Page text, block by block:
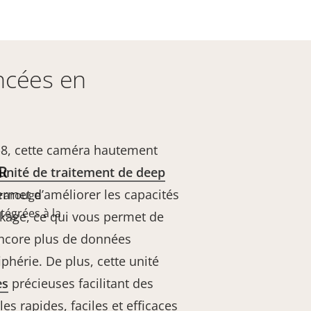
en
cette caméra hautement
unité de traitement de deep
d’améliorer les capacités
ce qui vous permet de
plus de données
De plus, cette unité
précieuses facilitant des
rapides, faciles et efficaces
à la